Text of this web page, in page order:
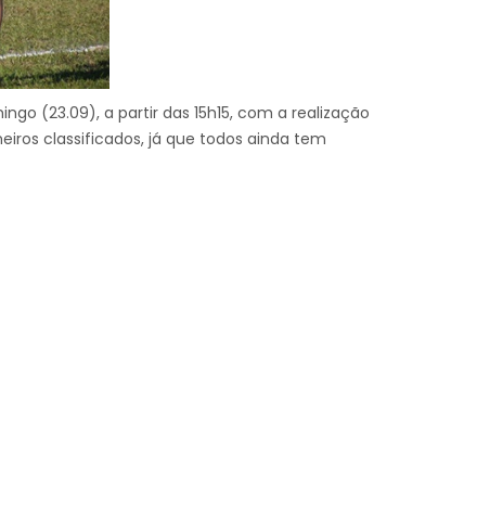
(23.09), a partir das 15h15, com a realização
classificados, já que todos ainda tem